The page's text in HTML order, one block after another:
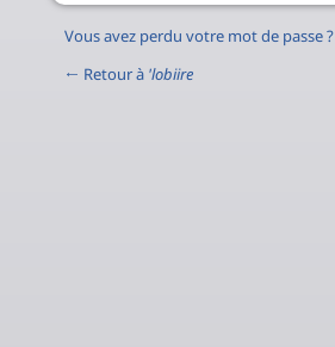
Vous avez perdu votre mot de passe ?
← Retour à 'lobiire